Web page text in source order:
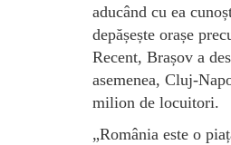
aducând cu ea
depășește orașe
Recent, Brașov a
asemenea, Cluj-
milion de locuitori.
„România este o